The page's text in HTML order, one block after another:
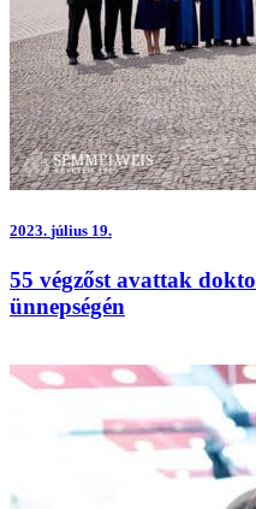
2023. július 19.
55 végzőst avattak
ünnepségén